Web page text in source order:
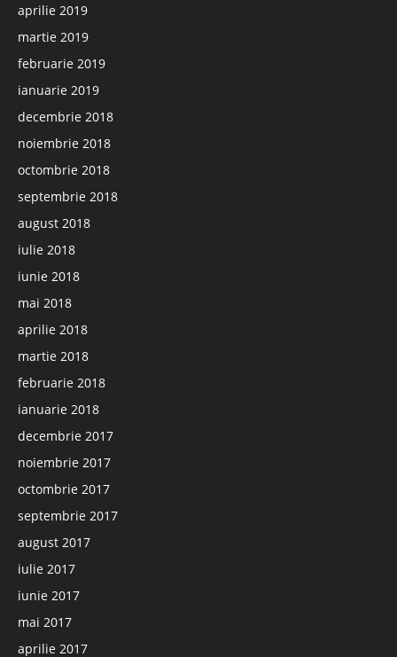
aprilie 2019
martie 2019
februarie 2019
ianuarie 2019
decembrie 2018
noiembrie 2018
octombrie 2018
septembrie 2018
august 2018
iulie 2018
iunie 2018
mai 2018
aprilie 2018
martie 2018
februarie 2018
ianuarie 2018
decembrie 2017
noiembrie 2017
octombrie 2017
septembrie 2017
august 2017
iulie 2017
iunie 2017
mai 2017
aprilie 2017